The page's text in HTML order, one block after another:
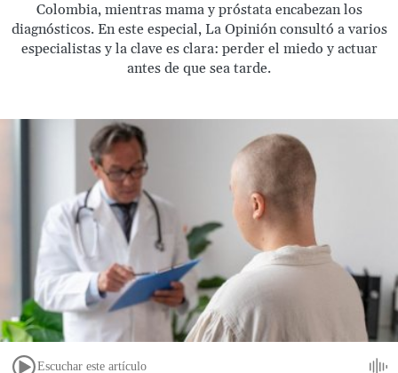
Colombia, mientras mama y próstata encabezan los
diagnósticos. En este especial, La Opinión consultó a varios
especialistas y la clave es clara: perder el miedo y actuar
antes de que sea tarde.
Escuchar este artículo